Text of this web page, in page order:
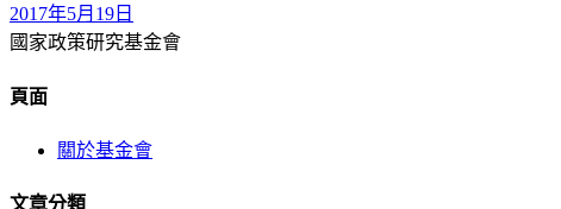
2017年5月19日
國家政策研究基金會
頁面
關於基金會
文章分類